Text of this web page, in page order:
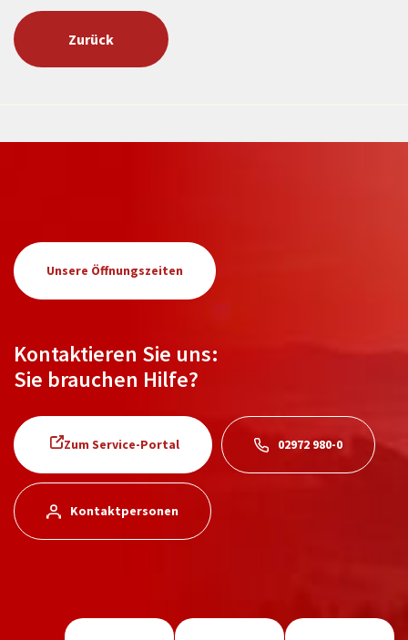
Zurück
Unsere Öffnungszeiten
Kontaktieren Sie uns:
Sie brauchen Hilfe?
Zum Service-Portal 02972 980-0
Kontaktpersonen